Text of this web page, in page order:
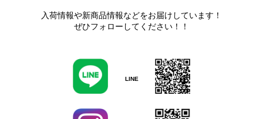
入荷情報や新商品情報などをお届けしています！
ぜひフォローしてください！！
LINE